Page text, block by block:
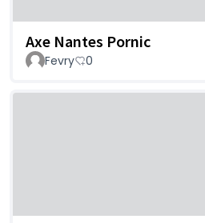
Axe Nantes Pornic
Fevry 0